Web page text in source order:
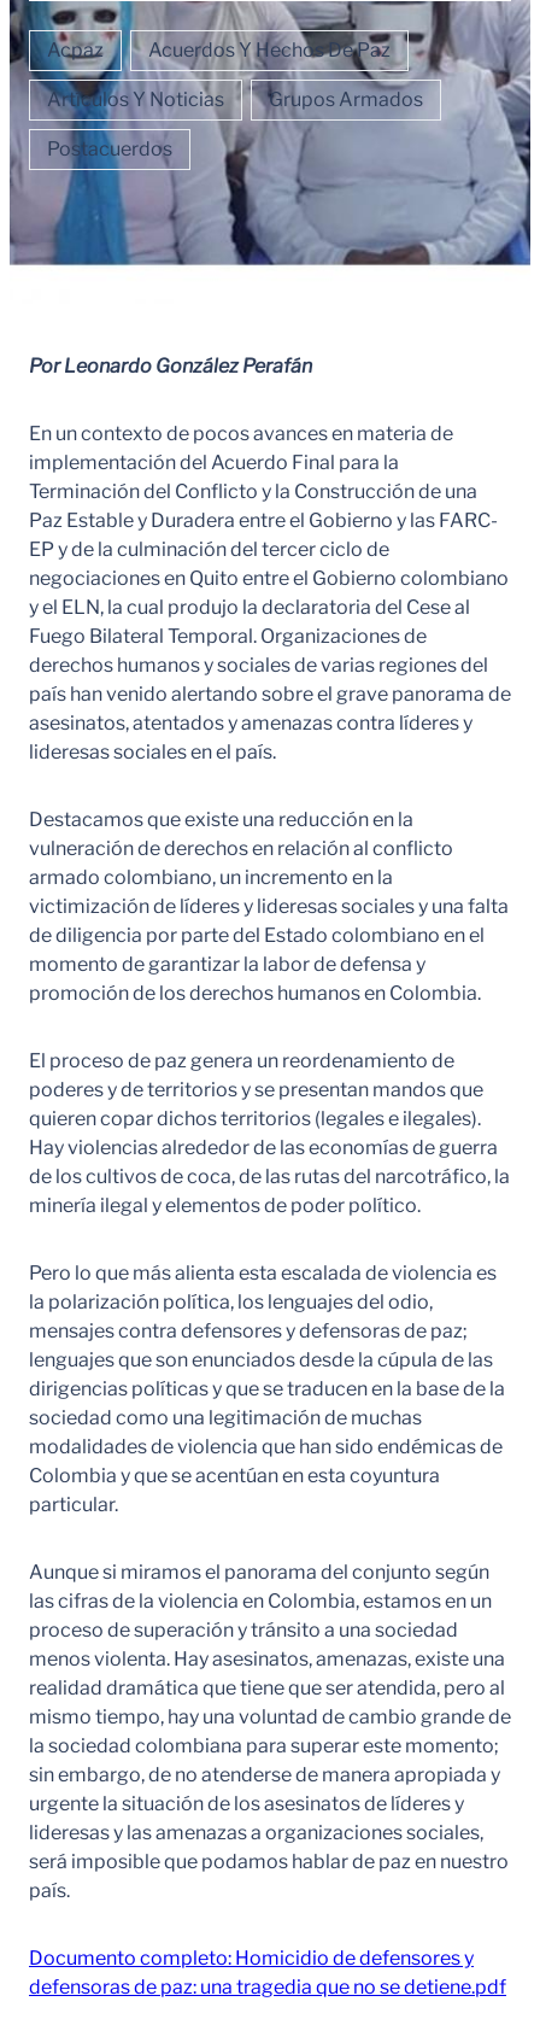
Acpaz Acuerdos Y Hechos De Paz
Artículos Y Noticias Grupos Armados
Postacuerdos
Por Leonardo González Perafán
En un contexto de pocos avances en materia de
implementación del Acuerdo Final para la
Terminación del Conflicto y la Construcción de una
Paz Estable y Duradera entre el Gobierno y las FARC-
EP y de la culminación del tercer ciclo de
negociaciones en Quito entre el Gobierno colombiano
y el ELN, la cual produjo la declaratoria del Cese al
Fuego Bilateral Temporal. Organizaciones de
derechos humanos y sociales de varias regiones del
país han venido alertando sobre el grave panorama de
asesinatos, atentados y amenazas contra líderes y
lideresas sociales en el país.
Destacamos que existe una reducción en la
vulneración de derechos en relación al conflicto
armado colombiano, un incremento en la
victimización de líderes y lideresas sociales y una falta
de diligencia por parte del Estado colombiano en el
momento de garantizar la labor de defensa y
promoción de los derechos humanos en Colombia.
El proceso de paz genera un reordenamiento de
poderes y de territorios y se presentan mandos que
quieren copar dichos territorios (legales e ilegales).
Hay violencias alrededor de las economías de guerra
de los cultivos de coca, de las rutas del narcotráfico, la
minería ilegal y elementos de poder político.
Pero lo que más alienta esta escalada de violencia es
la polarización política, los lenguajes del odio,
mensajes contra defensores y defensoras de paz;
lenguajes que son enunciados desde la cúpula de las
dirigencias políticas y que se traducen en la base de la
sociedad como una legitimación de muchas
modalidades de violencia que han sido endémicas de
Colombia y que se acentúan en esta coyuntura
particular.
Aunque si miramos el panorama del conjunto según
las cifras de la violencia en Colombia, estamos en un
proceso de superación y tránsito a una sociedad
menos violenta. Hay asesinatos, amenazas, existe una
realidad dramática que tiene que ser atendida, pero al
mismo tiempo, hay una voluntad de cambio grande de
la sociedad colombiana para superar este momento;
sin embargo, de no atenderse de manera apropiada y
urgente la situación de los asesinatos de líderes y
lideresas y las amenazas a organizaciones sociales,
será imposible que podamos hablar de paz en nuestro
país.
Documento completo: Homicidio de defensores y
defensoras de paz: una tragedia que no se detiene.pdf